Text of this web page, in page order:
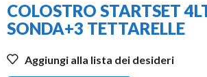
COLOSTRO STARTSET
SONDA+3 TETTARELLE
Aggiungi alla lista dei desideri